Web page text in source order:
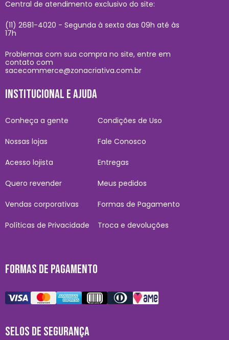
Central de atendimento exclusivo do site:
(11) 2681-4020 - Segunda à sexta das 09h até às
17h
Problemas com sua compra no site, entre em
contato com
sacecommerce@zonacriativa.com.br
INSTITUCIONAL E AJUDA
Conheça a gente
Nossas lojas
Acesso lojista
Quero revender
Vendas corporativas
Políticas de Privacidade
Condições de Uso
Fale Conosco
Entregas
Meus pedidos
Formas de Pagamento
Troca e devoluções
FORMAS DE PAGAMENTO
SELOS DE SEGURANÇA